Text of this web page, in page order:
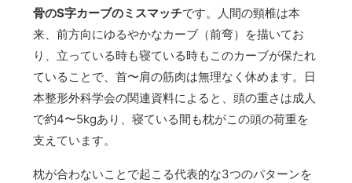
骨のS字カーブのミスマッチです。人間の頸椎は本
来、前方向にゆるやかなカーブ（前弯）を描いてお
り、立っている時も寝ている時もこのカーブが保たれ
ていることで、首〜肩の筋肉は無理なく休めます。日
本整形外科学会の関連資料によると、頭の重さは成人
で約4〜5kgあり、寝ている間も枕がこの頭の荷重を
支えています。
枕が合わないことで起こる代表的な3つのパターンを